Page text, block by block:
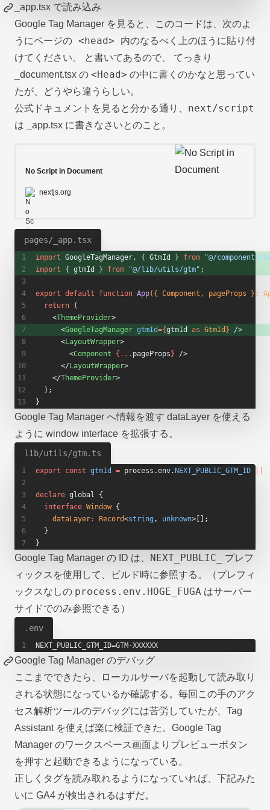
_app.tsx で読み込み
Google Tag Manager を見ると、
このコードは、次のよ
うにページの <head> 内のなるべく上のほうに貼り付
けてください。
と書いてあるので、 てっきり
_document.tsx の <Head> の中に書くのかなと思ってい
たが、どうやら違うらしい。
公式ドキュメントを見ると分かる通り、 next/script
は _app.tsx に書きなさいとのこと。
No Script in Document
nextjs.org
pages/_app.tsx
import GoogleTagManager, { GtmId } from "@/components/
import { gtmId } from "@/lib/utils/gtm" ;
export default function App({ Component, pageProps } :
  return
(
    <
ThemeProvider>
      <
GoogleTagManager gtmId={gtmId as GtmId } />
      <
LayoutWrapper>
        <
Component {... pageProps } />
      </
LayoutWrapper>
    </
ThemeProvider>
  );
}
Google Tag Manager へ情報を渡す dataLayer を使える
ように window interface を拡張する。
lib/utils/gtm.ts
export const gtmId = process.env. NEXT_PUBLIC_GTM_ID
declare global {
  interface
Window {
    dataLayer
: Record<string , unknown>[];
  }
}
Google Tag Manager の ID は、 NEXT_PUBLIC_
プレフ
ィックスを使用して、ビルド時に参照する。（プレフィ
ックスなしの process.env.HOGE_FUGA はサーバー
サイドでのみ参照できる）
.env
NEXT_PUBLIC_GTM_ID=GTM-XXXXXX
Google Tag Manager のデバッグ
ここまでできたら、ローカルサーバを起動して読み取り
される状態になっているか確認する。毎回この手のアク
セス解析ツールのデバッグには苦労していたが、 Tag
Assistantを使えば楽に検証できた。Google Tag
Manager のワークスペース画面よりプレビューボタン
を押すと起動できるようになっている。
正しくタグを読み取れるようになっていれば、下記みた
いに GA4 が検出されるはずだ。